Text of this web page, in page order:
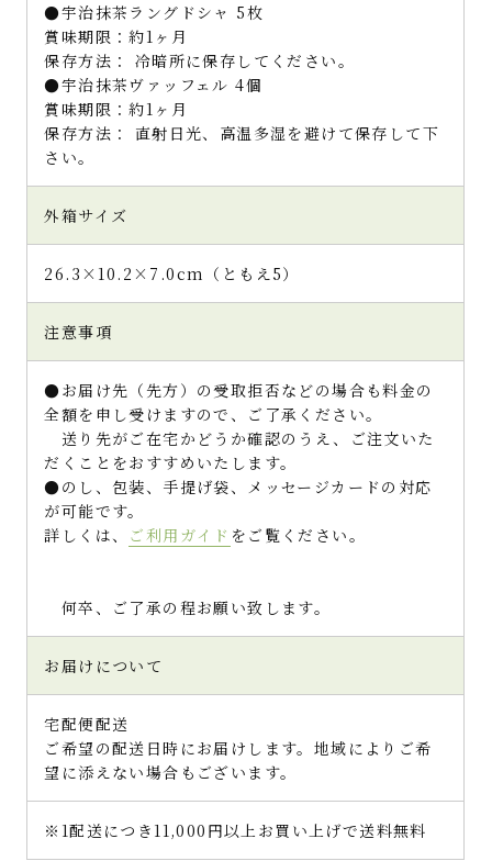
●宇治抹茶ラングドシャ 5枚
賞味期限：約1ヶ月
保存方法： 冷暗所に保存してください。
●宇治抹茶ヴァッフェル 4個
賞味期限：約1ヶ月
保存方法： 直射日光、高温多湿を避けて保存して下
さい。
外箱サイズ
26.3×10.2×7.0cm（ともえ5）
注意事項
●お届け先（先方）の受取拒否などの場合も料金の
全額を申し受けますので、ご了承ください。
送り先がご在宅かどうか確認のうえ、ご注文いた
だくことをおすすめいたします。
●のし、包装、手提げ袋、メッセージカードの対応
が可能です。
詳しくは、 ご利用ガイド をご覧ください。
何卒、ご了承の程お願い致します。
お届けについて
宅配便配送
ご希望の配送日時にお届けします。地域によりご希
望に添えない場合もございます。
※1配送につき11,000円以上お買い上げで送料無料